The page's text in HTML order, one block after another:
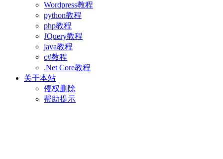
Wordpress教程
python教程
php教程
JQuery教程
java教程
c#教程
.Net Core教程
关于本站
侵权删除
帮助提示